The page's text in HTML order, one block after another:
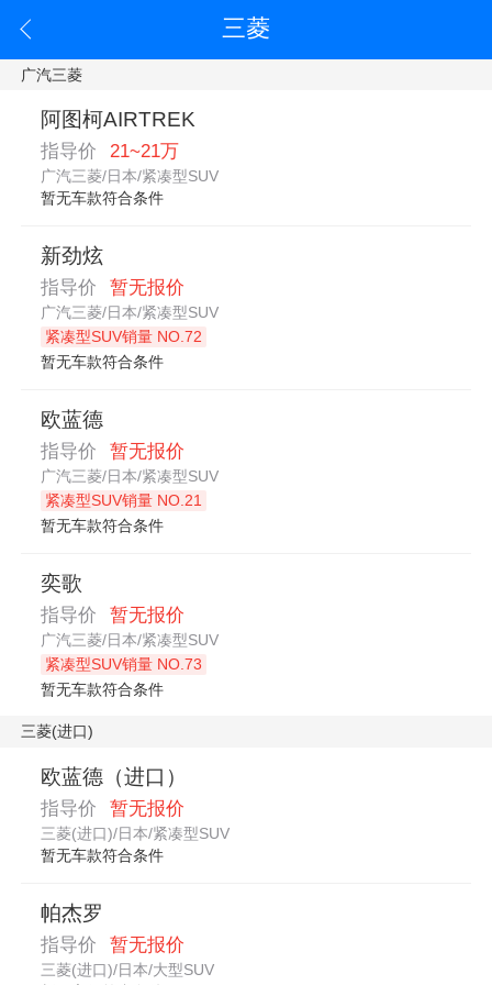
三菱
广汽三菱
阿图柯AIRTREK
指导价 21~21万
广汽三菱/日本/紧凑型SUV
暂无车款符合条件
新劲炫
指导价 暂无报价
广汽三菱/日本/紧凑型SUV
紧凑型SUV销量 NO.72
暂无车款符合条件
欧蓝德
指导价 暂无报价
广汽三菱/日本/紧凑型SUV
紧凑型SUV销量 NO.21
暂无车款符合条件
奕歌
指导价 暂无报价
广汽三菱/日本/紧凑型SUV
紧凑型SUV销量 NO.73
暂无车款符合条件
三菱(进口)
欧蓝德（进口）
指导价 暂无报价
三菱(进口)/日本/紧凑型SUV
暂无车款符合条件
帕杰罗
指导价 暂无报价
三菱(进口)/日本/大型SUV